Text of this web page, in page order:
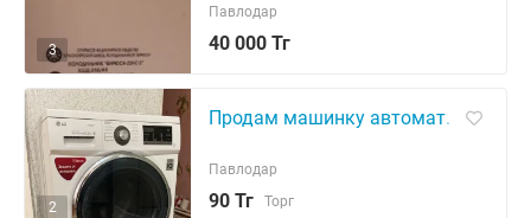
3 40 000 Тг
Павлодар
2
Продам машинку автомат.
90 Тг Торг
Павлодар